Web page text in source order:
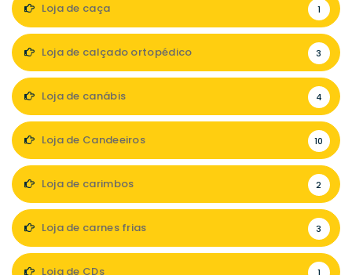
Loja de caça 1
Loja de calçado ortopédico 3
Loja de canábis 4
Loja de Candeeiros 10
Loja de carimbos 2
Loja de carnes frias 3
Loja de CDs